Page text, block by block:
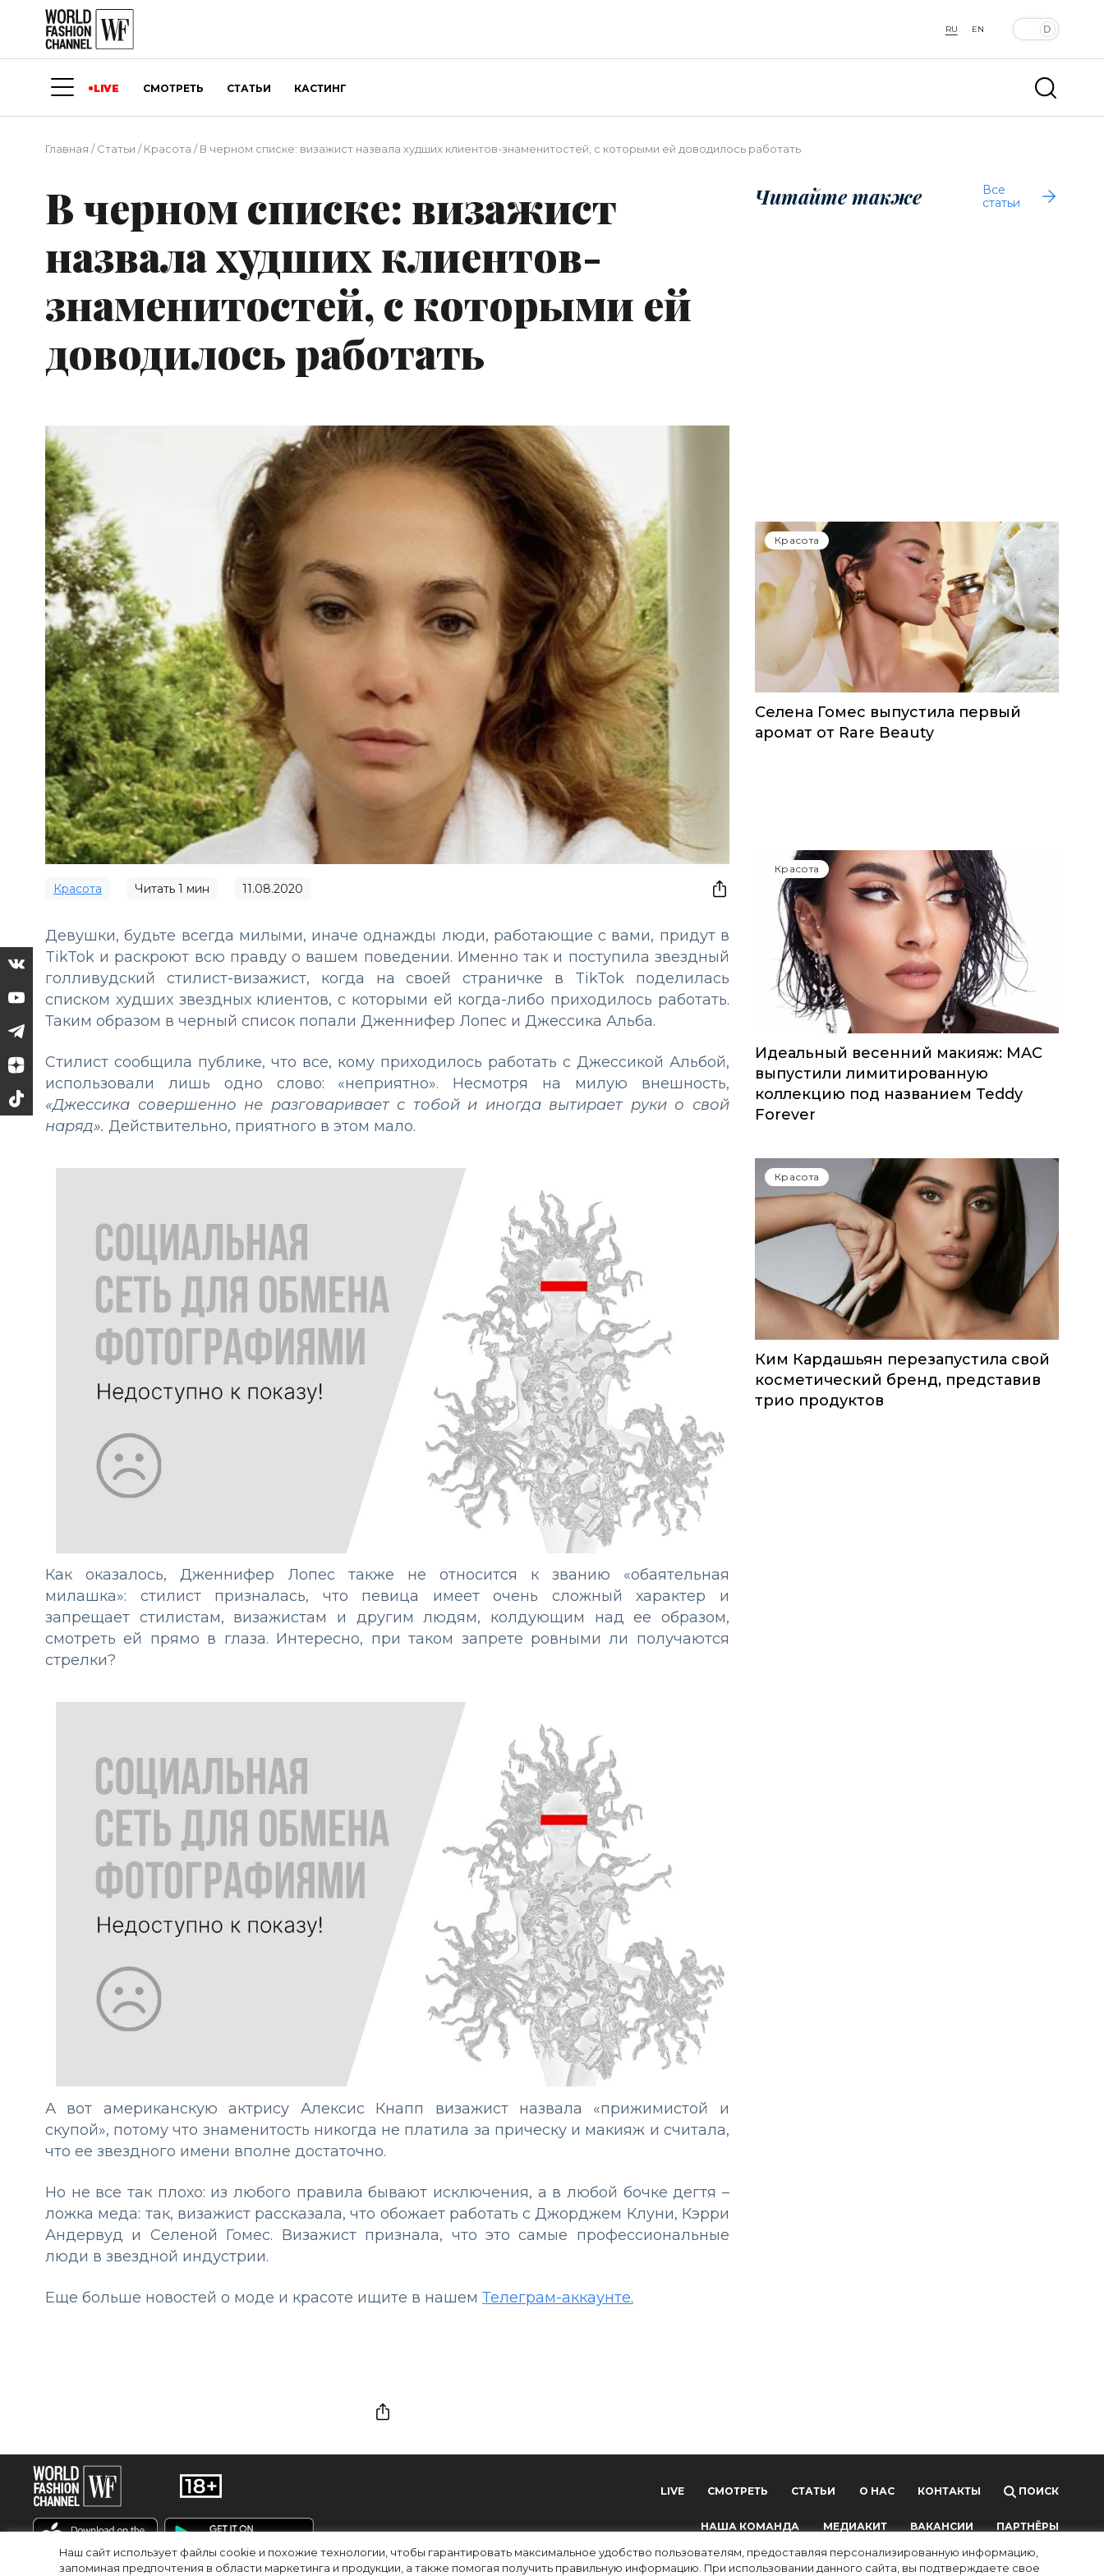
Наш сайт использует файлы cookie и похожие технологии, чтобы гарантировать максимальное удобство пользователям, предоставляя персонализированную информацию,
запоминая предпочтения в области маркетинга и продукции, а также помогая получить правильную информацию. При использовании данного сайта, вы подтверждаете свое
RU EN
LIVE СМОТРЕТЬ СТАТЬИ КАСТИНГ
Главная /Статьи /Красота /В черном списке: визажист назвала худших клиентов-знаменитостей, с которыми ей доводилось работать
В черном списке: визажист
назвала худших клиентов-
знаменитостей, с которыми ей
доводилось работать
Красота Читать 1 мин 11.08.2020
Девушки, будьте всегда милыми, иначе однажды люди, работающие c вами, придут в
TikTok и раскроют всю правду о вашем поведении. Именно так и поступила звездный
голливудский стилист-визажист, когда на своей страничке в TikTok поделилась
списком худших звездных клиентов, с которыми ей когда-либо приходилось работать.
Таким образом в черный список попали Дженнифер Лопес и Джессика Альба.
Стилист сообщила публике, что все, кому приходилось работать с Джессикой Альбой,
использовали лишь одно слово: «неприятно». Несмотря на милую внешность,
«Джессика совершенно не разговаривает с тобой и иногда вытирает руки о свой
наряд». Действительно, приятного в этом мало.
Как оказалось, Дженнифер Лопес также не относится к званию «обаятельная
милашка»: стилист призналась, что певица имеет очень сложный характер и
запрещает стилистам, визажистам и другим людям, колдующим над ее образом,
смотреть ей прямо в глаза. Интересно, при таком запрете ровными ли получаются
стрелки?
А вот американскую актрису Алексис Кнапп визажист назвала «прижимистой и
скупой», потому что знаменитость никогда не платила за прическу и макияж и считала,
что ее звездного имени вполне достаточно.
Но не все так плохо: из любого правила бывают исключения, а в любой бочке дегтя –
ложка меда: так, визажист рассказала, что обожает работать с Джорджем Клуни, Кэрри
Андервуд и Селеной Гомес. Визажист признала, что это самые профессиональные
люди в звездной индустрии.
Еще больше новостей о моде и красоте ищите в нашем Телеграм-аккаунте.
Читайте также
Все
статьи
Красота
Селена Гомес выпустила первый
аромат от Rare Beauty
Красота
Идеальный весенний макияж: MAC
выпустили лимитированную
коллекцию под названием Teddy
Forever
Красота
Ким Кардашьян перезапустила свой
косметический бренд, представив
трио продуктов
LIVE СМОТРЕТЬ СТАТЬИ О НАС КОНТАКТЫ ПОИСК
НАША КОМАНДА МЕДИАКИТ ВАКАНСИИ ПАРТНЁРЫ